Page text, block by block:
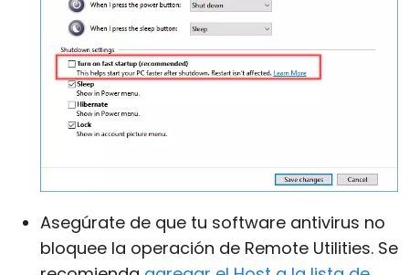
Asegúrate de que tu software antivirus no
bloquee la operación de Remote Utilities. Se